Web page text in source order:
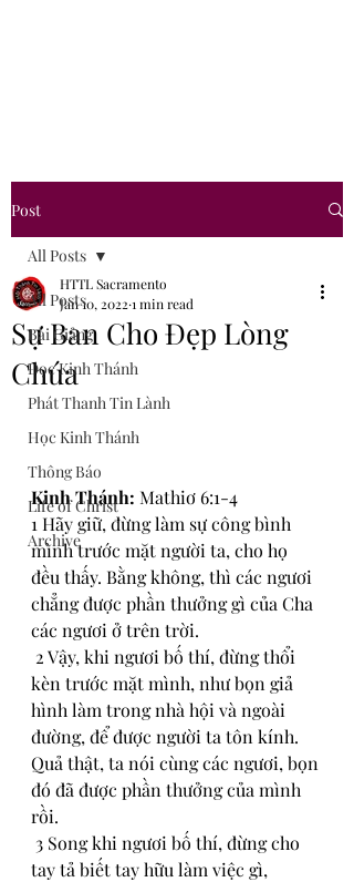
Post
All Posts
Bài Giảng
Đọc Kinh Thánh
Phát Thanh Tin Lành
Học Kinh Thánh
Thông Báo
Life of Christ
Archive
All Posts
Sự Ban Cho Đẹp Lòng
Chúa
HTTL Sacramento
Jan 10, 2022 1 min read
Kinh Thánh: Mathiơ 6:1-4
1 Hãy giữ, đừng làm sự công bình
mình trước mặt người ta, cho họ
đều thấy. Bằng không, thì các ngươi
chẳng được phần thưởng gì của Cha
các ngươi ở trên trời.
kèn trước mặt mình, như bọn giả
hình làm trong nhà hội và ngoài
đường, để được người ta tôn kính.
Quả thật, ta nói cùng các ngươi, bọn
đó đã được phần thưởng của mình
rồi.
tay tả biết tay hữu làm việc gì,